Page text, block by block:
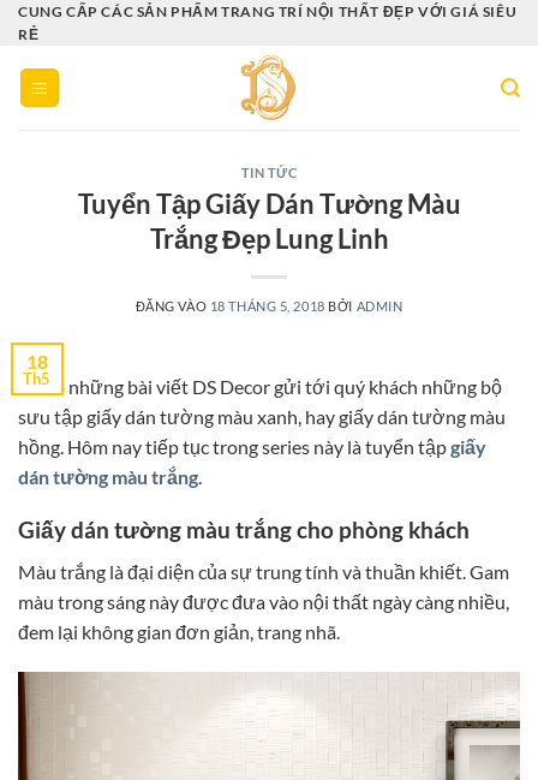
Bỏ
qua
nội
dung
CUNG CẤP CÁC SẢN PHẨM TRANG TRÍ NỘI THẤT ĐẸP VỚI GIÁ SIÊU
RẺ
TIN TỨC
Tuyển Tập Giấy Dán Tường Màu
Trắng Đẹp Lung Linh
ĐĂNG VÀO 18 THÁNG 5, 2018 BỞI ADMIN
18
Th5
Đã có những bài viết DS Decor gửi tới quý khách những bộ
sưu tập giấy dán tường màu xanh, hay giấy dán tường màu
hồng. Hôm nay tiếp tục trong series này là tuyển tậpgiấy
dán tường màu trắng
Giấy dán tường màu trắng cho phòng khách
Màu trắng là đại diện của sự trung tính và thuần khiết. Gam
màu trong sáng này được đưa vào nội thất ngày càng nhiều,
đem lại không gian đơn giản, trang nhã.